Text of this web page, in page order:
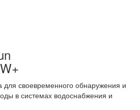
для своевременного обнаружения и
в системах водоснабжения и